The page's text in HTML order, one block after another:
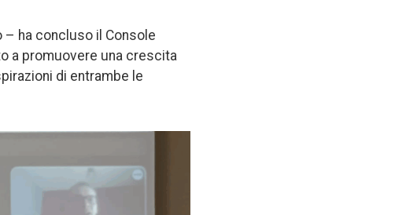
ha concluso il Console
a promuovere una crescita
di entrambe le